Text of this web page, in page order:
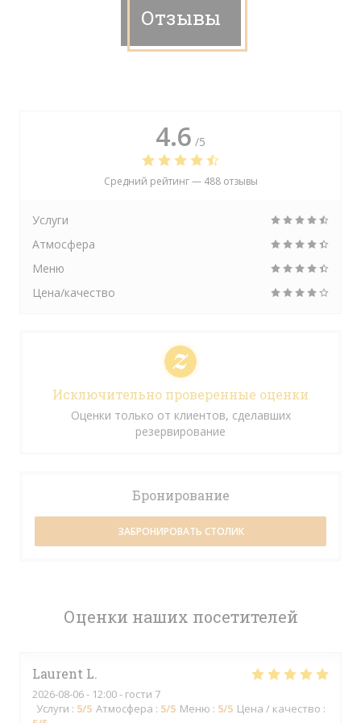
Отзывы
Оценки наших посетителей
Laurent L
2026-08-06- 12:00 - гости 7
Услуги : 5/5 Атмосфера : 5/5 Меню : 5/5 Цена / качество :
4.6 /5
Средний рейтинг — 488 отзывы
Услуги
Атмосфера
Меню
Цена/качество
Исключительно проверенные оценки
Оценки только от клиентов, сделавших
резервирование
Бронирование
ЗАБРОНИРОВАТЬ СТОЛИК